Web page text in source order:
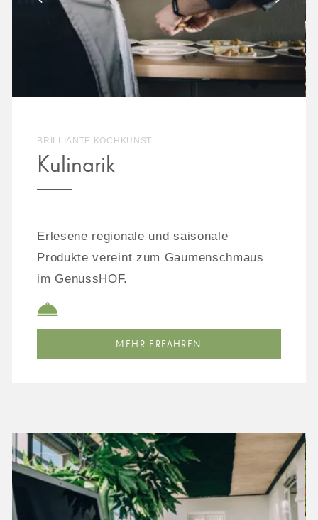
BRILLIANTE KOCHKUNST
Kulinarik
Erlesene regionale und saisonale
Produkte vereint zum Gaumenschmaus
im GenussHOF.
MEHR ERFAHREN